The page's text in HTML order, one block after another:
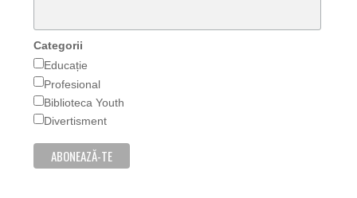
Categorii
Educație
Profesional
Biblioteca Youth
Divertisment